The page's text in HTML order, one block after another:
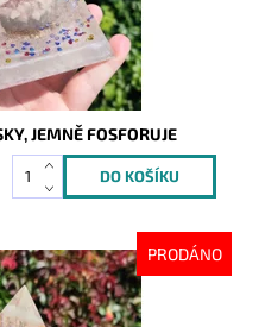
JEMNĚ FOSFORUJE
PRODÁNO